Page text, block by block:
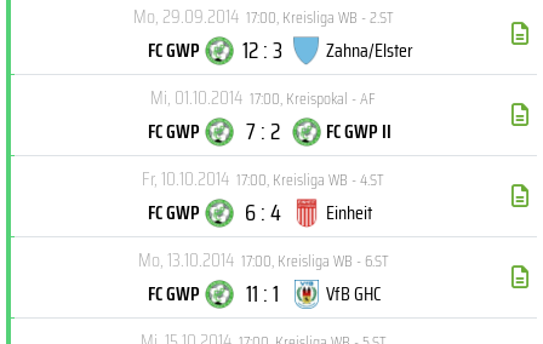
Mo, 29.09.2014 17:00,Kreisliga WB - 2.ST
FC GWP 12 : 3
Zahna/Elster
Mi, 01.10.2014 17:00,Kreispokal - AF
FC GWP 7 : 2
FC GWP II
Fr, 10.10.2014 17:00,Kreisliga WB - 4.ST
FC GWP 6 : 4
Einheit
Mo, 13.10.2014 17:00,Kreisliga WB - 6.ST
FC GWP 11 : 1
VfB GHC